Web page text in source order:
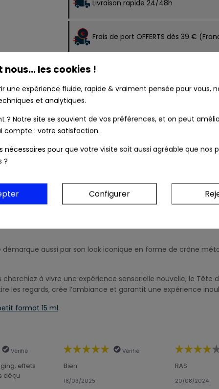
Livraison rapide 24/48h
Frais de port OFFERTS dès 39 €
Colis & relevé bancaire neutres.
Détails Du Produit Sécurité Et
mort ?
muscles lisses
moments de lâcher-prise.
aussi par son look iconique en forme de crâne
à vivre une expérience sensorielle nouvelle, le Tête
les regards, crée l’ambiance et garantit une expérience
format 15 ml.
Vérifié
effets
déçu
Vérifié
Bien
18/03/2025
RAS
20/08/2024
nous... les cookies !
une expérience fluide, rapide & vraiment pensée pour vous,
et analytiques.
? Notre site se souvient de vos préférences, et on peut
compte : votre satisfaction.
nécessaires pour que votre visite soit aussi agréable que nos
?
Configurer